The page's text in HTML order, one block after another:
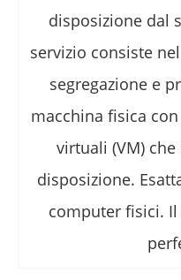
disposizione dal
servizio consiste
segregazione e
macchina fisica
virtuali (VM)
disposizione.
computer fisici. Il